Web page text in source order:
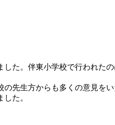
た。伴東小学校で行われた
先生方からも多くの意見を
た。